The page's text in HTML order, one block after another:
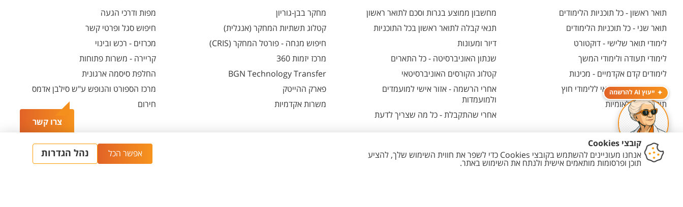
צרו קשר
ייעוץ AI להרשמה
תואר ראשון - כל תוכניות הלימודים
תואר שני - כל תוכניות הלימודים
לימודי תואר שלישי - דוקטורט
לימודי תעודה ולימודי המשך
לימודים קדם אקדמיים - מכינות
המרכז האוניברסיטאי ללימודי חוץ
תוכניות בין-לאומיות
מחשבון ממוצע בגרות וסכם לתואר ראשון
תנאי קבלה לתואר ראשון בכל התוכניות
דיור ומעונות
שנתון האוניברסיטה - כל התארים
קטלוג הקורסים האוניברסיטאי
אחרי הרשמה - אזור אישי למועמדים
ולמועמדות
אחרי שהתקבלת - כל מה שצריך לדעת
מחקר בבן-גוריון
קטלוג תשתיות המחקר (אנגלית)
חיפוש מנחה - פורטל המחקר (CRIS)
מרכז יזמות 360
BGN Technology Transfer
פארק ההייטק
משרות אקדמיות
מפות ודרכי הגעה
חיפוש סגל ופרטי קשר
מכרזים - רכש ובינוי
קריירה - משרות פתוחות
החלפת סיסמה ארגונית
מרכז הספורט והנופש ע"ש סילבן אדמס
חירום